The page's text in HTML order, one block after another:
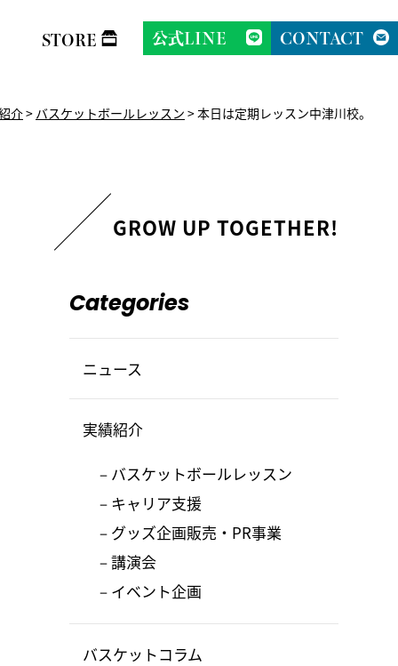
STORE 公式LINE CONTACT
介> バスケットボールレッスン >本日は定期レッスン中津川校。
Categories
ニュース
実績紹介
バスケットボールレッスン
キャリア支援
グッズ企画販売・PR事業
講演会
イベント企画
バスケットコラム